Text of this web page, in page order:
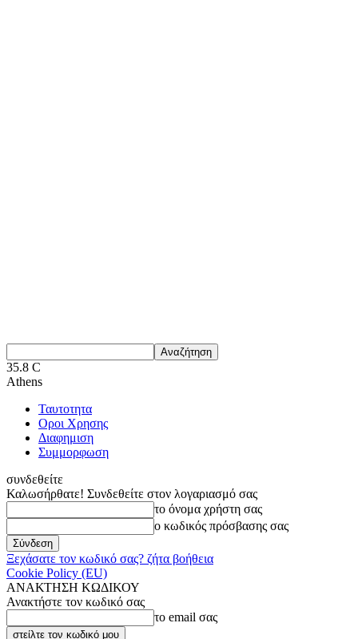
35.8 C
Athens
Ταυτοτητα
Οροι Χρησης
Διαφημιση
Συμμορφωση
συνδεθείτε
Καλωσήρθατε! Συνδεθείτε στον λογαριασμό σας
το όνομα χρήστη σας
ο κωδικός πρόσβασης σας
Ξεχάσατε τον κωδικό σας? ζήτα βοήθεια
Cookie Policy (EU)
ΑΝΑΚΤΗΣΗ ΚΩΔΙΚΟΥ
Ανακτήστε τον κωδικό σας
το email σας